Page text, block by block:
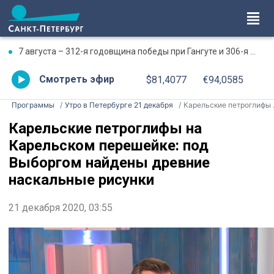
7 августа – 312-я годовщина победы при Гангуте и 306-я годовщина победы при Гренгаме
Смотреть эфир $81,4077 €94,0585
Программы Утро в Петербурге 21 декабря Карельские петроглифы на Карельском перешейке: под Выборгом найдены древние наскальные рисунки
Карельские петроглифы на
Карельском перешейке: под
Выборгом найдены древние
наскальные рисунки
21 декабря 2020, 03:55